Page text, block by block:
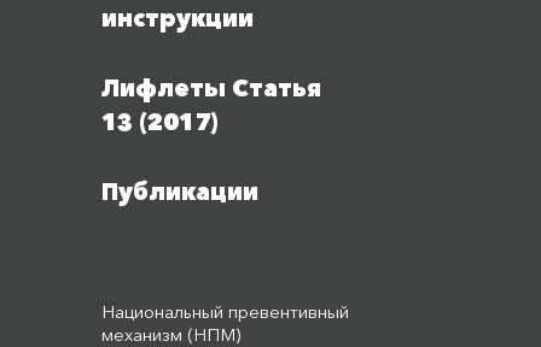
инструкции
Лифлеты Статья
13 (2017)
Публикации
Национальный превентивный
механизм (НПМ)